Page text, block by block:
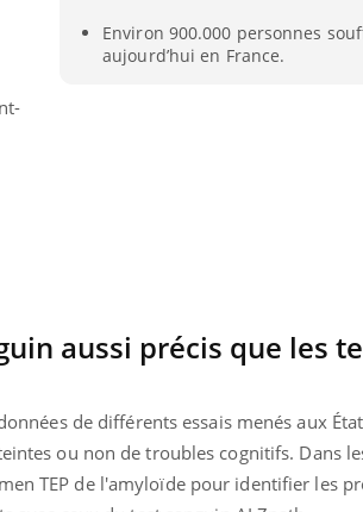
Environ 900.000 personnes
aujourd’hui en France.
aussi précis que les
de différents essais menés aux
ou non de troubles cognitifs. Dans
TEP de l'amyloïde pour identifier les